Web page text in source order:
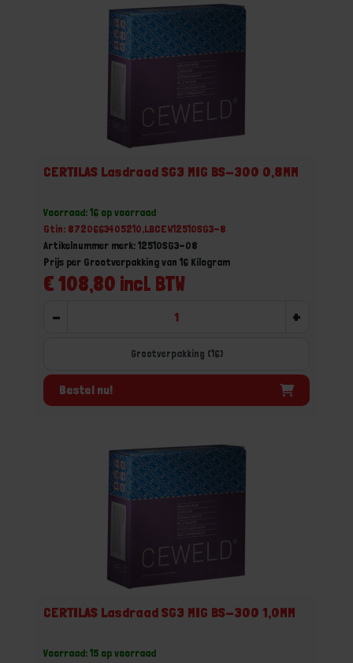
CERTILAS Lasdraad SG3 MIG BS-300 0,8MM
Voorraad: 16 op voorraad
Gtin: 8720663405210,LBCEW12510SG3-8
Artikelnummer merk: 12510SG3-08
€ 108,80 incl. BTW
Prijs per Grootverpakking van 16 Kilogram
- +
Grootverpakking (16)
Bestel nu!
CERTILAS Lasdraad SG3 MIG BS-300 1,0MM
Voorraad: 15 op voorraad